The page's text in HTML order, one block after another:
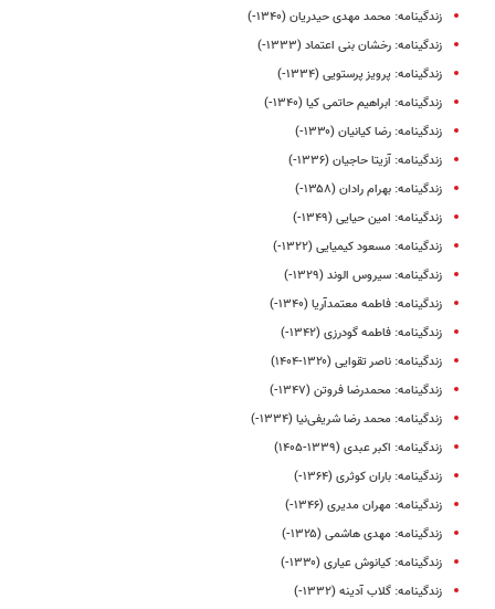
زندگینامه: محمد مهدی حیدریان (۱۳۴۰-)
زندگینامه: رخشان بنی اعتماد (۱۳۳۳-)
زندگینامه: پرویز پرستویی (۱۳۳۴-)
زندگینامه: ابراهیم حاتمی کیا (۱۳۴۰-)
زندگینامه: رضا کیانیان (۱۳۳۰-)
زندگینامه: آزیتا حاجیان (۱۳۳۶-)
زندگینامه: بهرام رادان (۱۳۵۸-)
زندگینامه: امین حیایی (۱۳۴۹-)
زندگینامه: مسعود کیمیایی (۱۳۲۲-)
زندگینامه: سیروس الوند (۱۳۲۹-)
زندگینامه: فاطمه معتمدآریا (۱۳۴۰-)
زندگینامه: فاطمه گودرزی (۱۳۴۲-)
زندگینامه: ناصر تقوایی (۱۳۲۰-۱۴۰۴)
زندگینامه: محمدرضا فروتن (۱۳۴۷-)
زندگینامه: محمد رضا شریفی‌نیا (۱۳۳۴-)
زندگینامه: اکبر عبدی (۱۳۳۹-۱۴۰۵)
زندگینامه: باران کوثری (۱۳۶۴-)
زندگینامه: مهران مدیری (۱۳۴۶-)
زندگینامه: مهدی هاشمی (۱۳۲۵-)
زندگینامه: کیانوش عیاری (۱۳۳۰-)
زندگینامه: گلاب آدینه (۱۳۳۲-)